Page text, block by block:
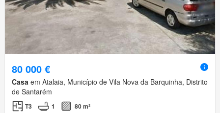
80 000 €
Casa em Atalaia, Município de Vila Nova da Barquinha, Distrito
de Santarém
T3 1
80 m²